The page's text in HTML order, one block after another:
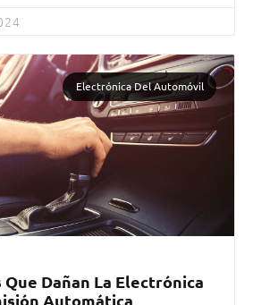
Electrónica Del Automóvil
Dañan La Electrónica
Automática